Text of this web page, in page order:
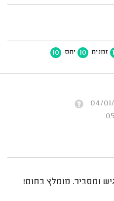
זמנים 10 יחס 10
ומסביר. מומלץ בחום!